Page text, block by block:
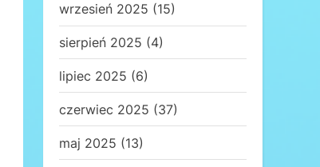
wrzesień 2025 (15)
sierpień 2025 (4)
lipiec 2025 (6)
czerwiec 2025 (37)
maj 2025 (13)